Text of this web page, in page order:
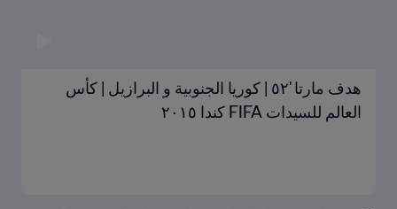
هدف مارتا '٥٢ | كوريا الجنوبية و البرازيل | كأس
العالم للسيدات FIFA كندا ٢٠١٥